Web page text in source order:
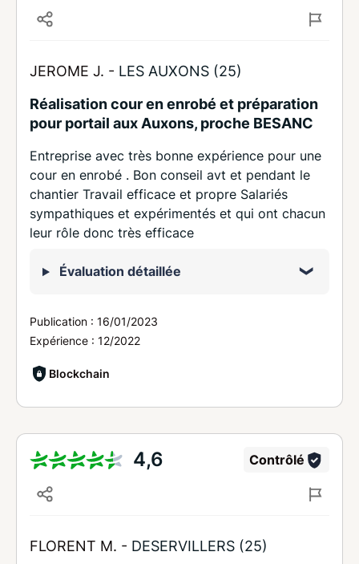
JEROME J. - LES AUXONS (25)
Réalisation cour en enrobé et préparation
pour portail aux Auxons, proche BESANC
Entreprise avec très bonne expérience pour une
cour en enrobé . Bon conseil avt et pendant le
chantier Travail efficace et propre Salariés
sympathiques et expérimentés et qui ont chacun
leur rôle donc très efficace
Évaluation détaillée
Publication : 16/01/2023
Expérience : 12/2022
Blockchain
4,6 Contrôlé
FLORENT M. - DESERVILLERS (25)